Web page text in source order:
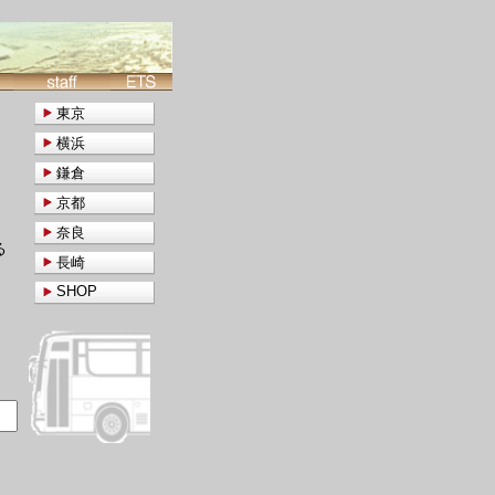
東京
横浜
鎌倉
京都
奈良
長崎
SHOP